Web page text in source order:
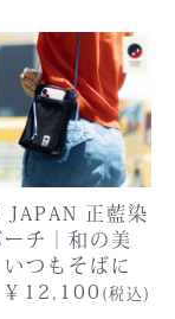
JAPAN 正藍染
チ｜和の美
つもそばに
￥12,100 (税込)